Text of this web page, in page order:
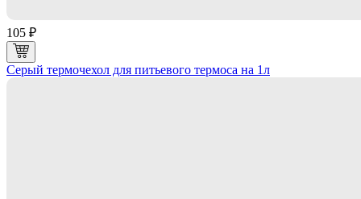
105 ₽
Серый термочехол для питьевого термоса на 1л